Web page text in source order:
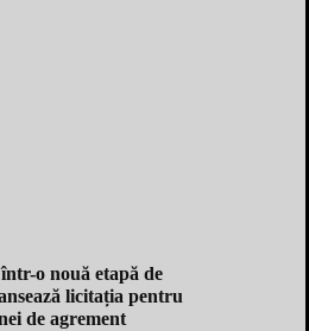
o nouă etapă de
licitația pentru
de agrement